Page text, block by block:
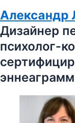
Александр
Дизайнер
психолог-